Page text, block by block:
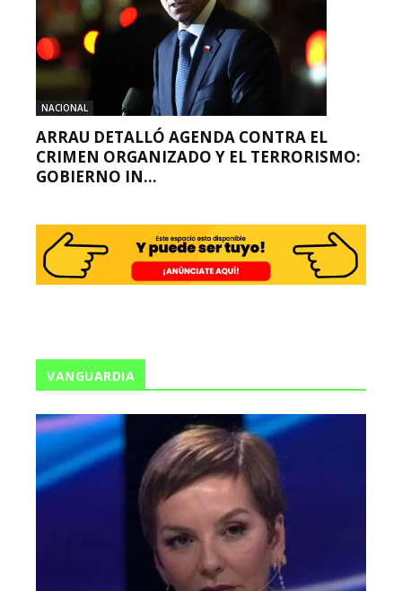
NACIONAL
ARRAU DETALLÓ AGENDA CONTRA EL
CRIMEN ORGANIZADO Y EL TERRORISMO:
GOBIERNO IN...
VANGUARDIA